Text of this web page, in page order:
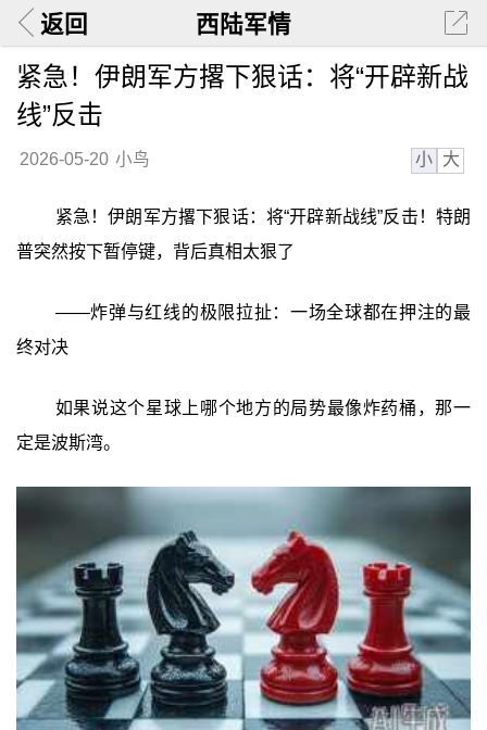
返回 西陆军情
紧急！伊朗军方撂下狠话：将“开辟新战
线”反击
2026-05-20 小鸟 小 大
紧急！伊朗军方撂下狠话：将“开辟新战线”反击！特朗
普突然按下暂停键，背后真相太狠了
——炸弹与红线的极限拉扯：一场全球都在押注的最
终对决
如果说这个星球上哪个地方的局势最像炸药桶，那一
定是波斯湾。